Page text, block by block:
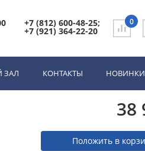
+7 (812) 600-48-25;
+7 (921) 364-22-20
0
ЗАЛ КОНТАКТЫ НОВИНКИ
38
Положить в